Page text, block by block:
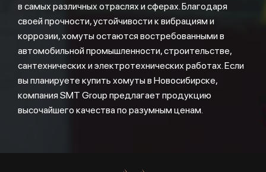
в самых различных отраслях и сферах. Благодаря
своей прочности, устойчивости к вибрациям и
коррозии, хомуты остаются востребованными в
автомобильной промышленности, строительстве,
сантехнических и электротехнических работах. Если
вы планируете купить хомуты в Новосибирске,
компания SMT Group предлагает продукцию
высочайшего качества по разумным ценам.